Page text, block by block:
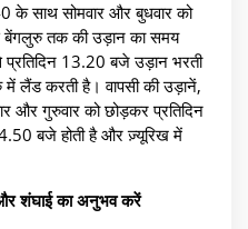
के साथ सोमवार और बुधवार को
बेंगलुरु तक की उड़ान का समय
13.20 बजे उड़ान भरती
करती है। वापसी की उड़ानें,
और गुरुवार को छोड़कर प्रतिदिन
बजे होती है और ज़्यूरिख में
शंघाई का अनुभव करें